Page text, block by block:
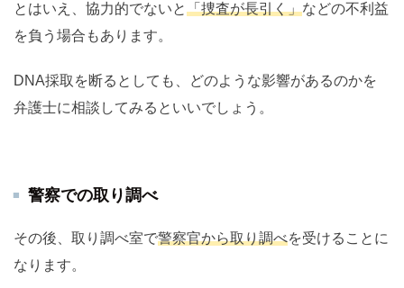
とはいえ、協力的でないと「捜査が長引く」などの不利益
を負う場合もあります。
DNA採取を断るとしても、どのような影響があるのかを
弁護士に相談してみるといいでしょう。
警察での取り調べ
その後、取り調べ室で警察官から取り調べを受けることに
なります。